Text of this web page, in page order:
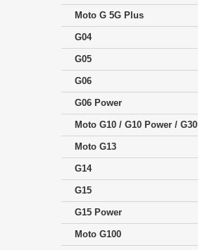
Moto G 5G Plus
G04
G05
G06
G06 Power
Moto G10 / G10 Power / G30
Moto G13
G14
G15
G15 Power
Moto G100